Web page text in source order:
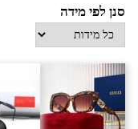
סנן לפי מידה